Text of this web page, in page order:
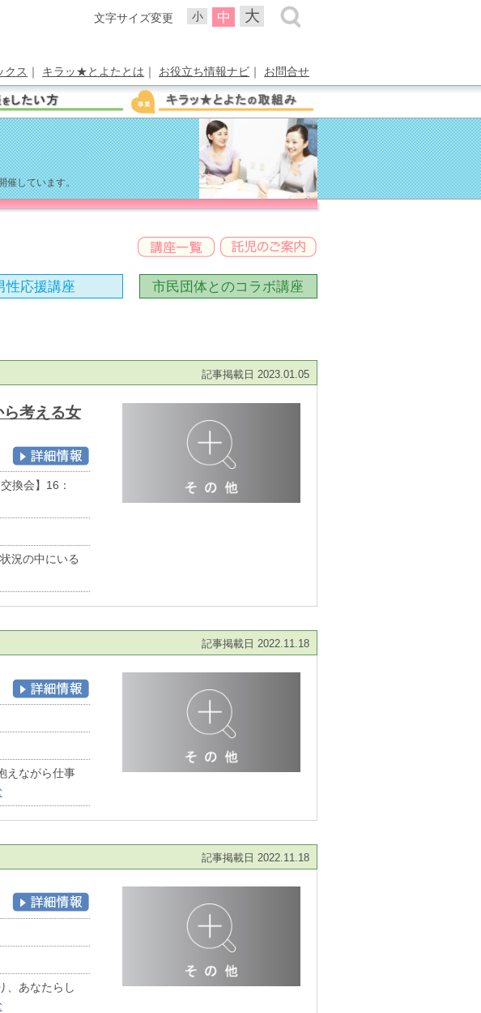
小 中 大
文字サイズ変更
クス ｜ キラッ★とよたとは ｜ お役立ち情報ナビ ｜ お問合せ
催しています。
性応援講座 市民団体とのコラボ講座
記事掲載日 2023.01.05
考える女
換会】16：
況の中にいる
記事掲載日 2022.11.18
えながら仕事
記事掲載日 2022.11.18
、あなたらし